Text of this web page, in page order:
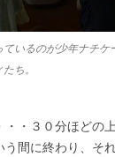
いるのが少年ナチ
ち。
・・３０分ほどの
う間に終わり、そ